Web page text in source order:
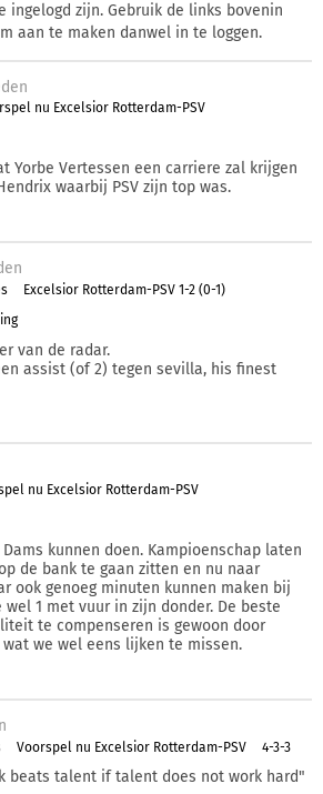
ingelogd zijn. Gebruik de links bovenin
aan te maken danwel in te loggen.
nu Excelsior Rotterdam-PSV
Yorbe Vertessen een carriere zal krijgen
waarbij PSV zijn top was.
Excelsior Rotterdam-PSV 1-2 (0-1)
van de radar.
assist (of 2) tegen sevilla, his finest
nu Excelsior Rotterdam-PSV
kunnen doen. Kampioenschap laten
de bank te gaan zitten en nu naar
ook genoeg minuten kunnen maken bij
1 met vuur in zijn donder. De beste
te compenseren is gewoon door
we wel eens lijken te missen.
Voorspel nu Excelsior Rotterdam-PSV 4-3-3
beats talent if talent does not work hard"